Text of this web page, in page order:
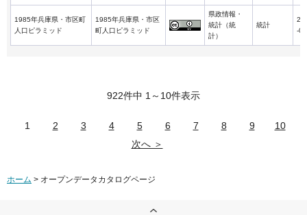
1985年兵庫県・市区町
人口ピラミッド
1985年兵庫県・市区
町人口ピラミッド
県政情報・
統計（統
計）
統計
-01
922件中 1～10件表示
1 2 3 4 5 6 7 8 9
10
次へ ＞
ホーム > オープンデータカタログページ